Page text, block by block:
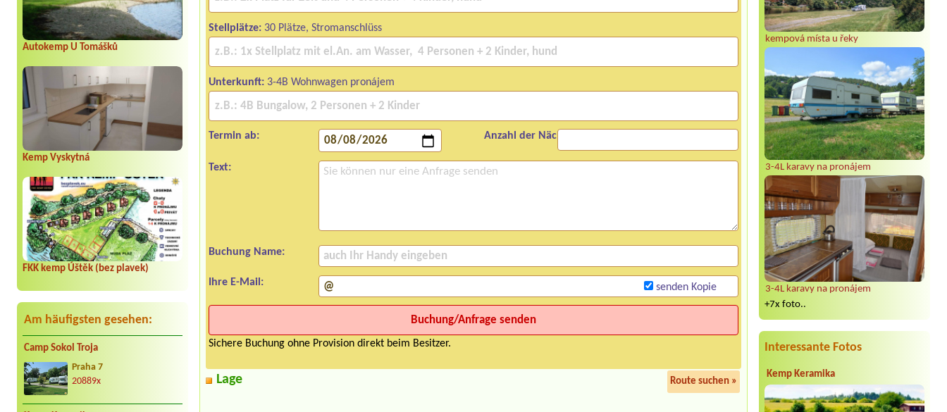
Autokemp U Tomášků
Kemp Vyskytná
FKK kemp Úštěk (bez plavek)
Am häufigsten gesehen:
Camp Sokol Troja
Praha 7
20889x
kempová místa u řeky
3-4L karavy na pronájem
3-4L karavy na pronájem
+7x foto..
Interessante Fotos
Kemp Keramika
Stellplätze: 30 Plätze, Stromanschlüss
Unterkunft: 3-4B Wohnwagen pronájem
Termin ab: Anzahl der Nächte:
Text:
Buchung Name:
Ihre E-Mail: senden Kopie
Sichere Buchung ohne Provision direkt beim Besitzer.
Lage Route suchen »